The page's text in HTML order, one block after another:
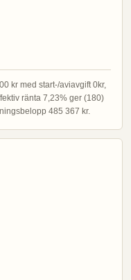
kr med start-/aviavgift 0kr,
ränta 7,23% ger (180)
485 367 kr.